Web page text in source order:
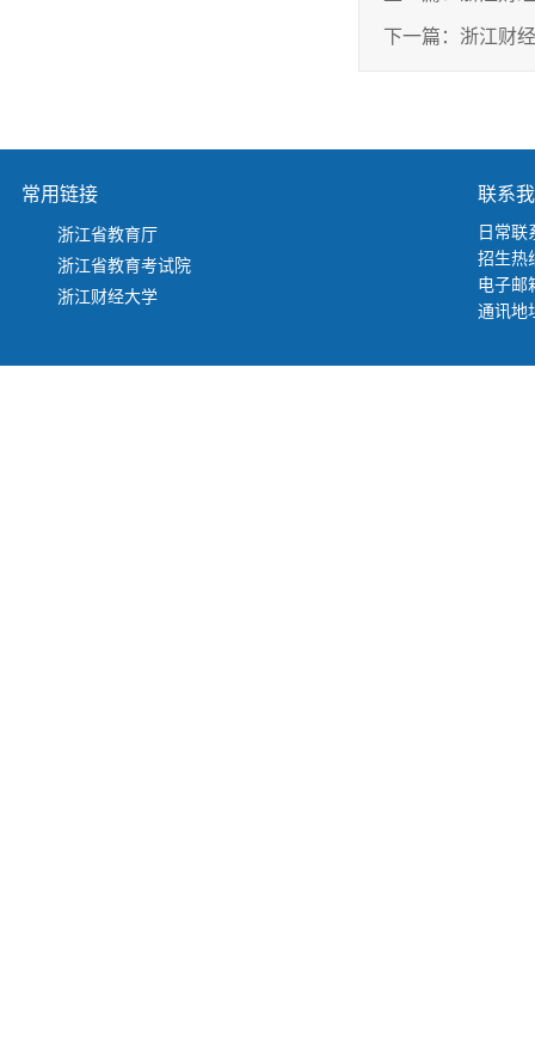
下一篇： 浙江财
常用链接
浙江省教育厅
浙江省教育考试院
浙江财经大学
联系
日常联
招生热
电子邮
通讯地